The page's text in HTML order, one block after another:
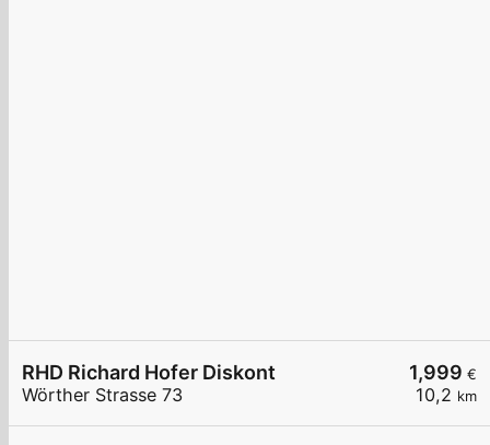
1,999 €
10,2 km
RHD Richard Hofer Diskont
Wörther Strasse 73